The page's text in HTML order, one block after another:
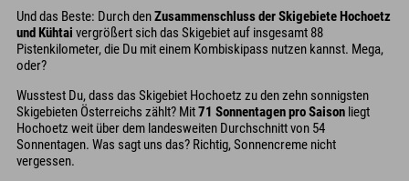
Und das Beste: Durch denZusammenschluss der Skigebiete Hochoetz
und Kühtai vergrößert sich das Skigebiet auf insgesamt 88
Pistenkilometer, die Du mit einem Kombiskipass nutzen kannst. Mega,
oder?
Wusstest Du, dass das Skigebiet Hochoetz zu den zehn sonnigsten
Skigebieten Österreichs zählt? Mit71 Sonnentagen pro Saison liegt
Hochoetz weit über dem landesweiten Durchschnitt von 54
Sonnentagen. Was sagt uns das? Richtig, Sonnencreme nicht
vergessen.